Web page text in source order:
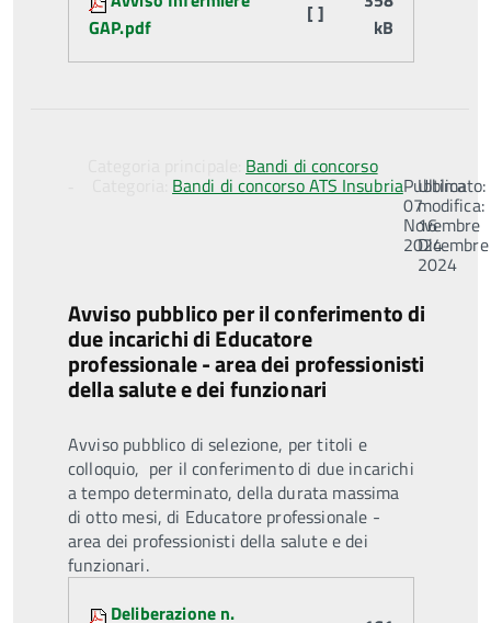
GAP.pdf
[ ]
kB
Bandi di concorso
Bandi di concorso ATS InsubriaPubblicato:
07
Novembre
2024
Ultima
modifica:
16
Dicembre
2024
Avviso pubblico per il conferimento di
due incarichi di Educatore
professionale - area dei professionisti
della salute e dei funzionari
Avviso pubblico di selezione, per titoli e
colloquio, per il conferimento di due incarichi
a tempo determinato, della durata massima
di otto mesi, di Educatore professionale -
area dei professionisti della salute e dei
funzionari.
Deliberazione n.